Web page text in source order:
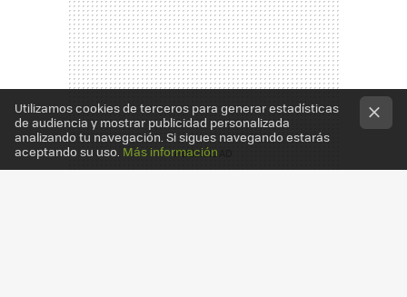
Utilizamos cookies de terceros para generar estadísticas
de audiencia y mostrar publicidad personalizada
analizando tu navegación. Si sigues navegando estarás
aceptando su uso. Más información